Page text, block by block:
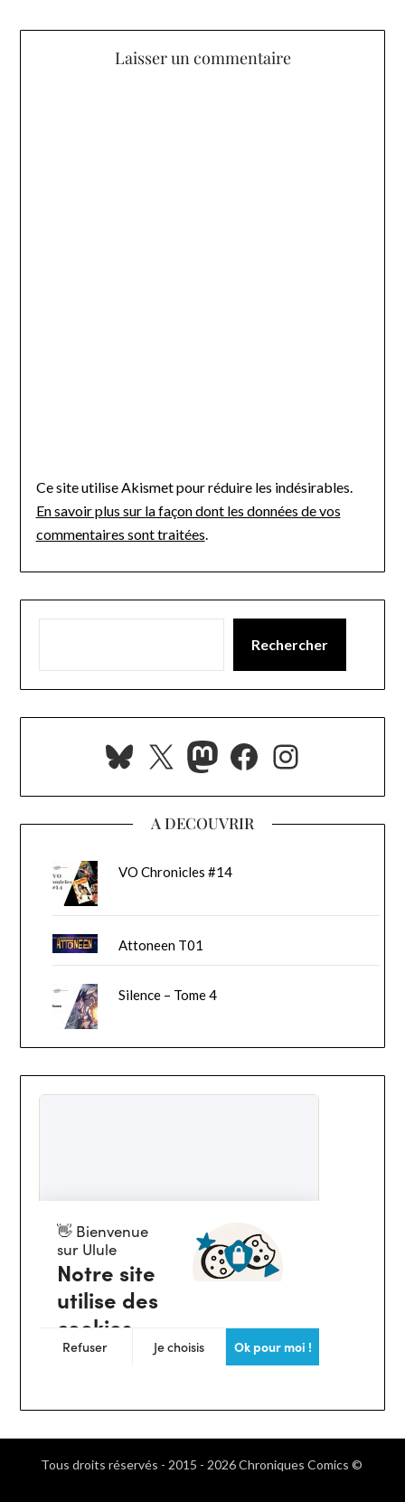
Laisser un commentaire
Ce site utilise Akismet pour réduire les indésirables.
En savoir plus sur la façon dont les données de vos
commentaires sont traitées.
Rechercher
Bluesky
X Mastodon
Facebook
A DECOUVRIR
VO Chronicles #14
Attoneen T01
Silence – Tome 4
Tous droits réservés - 2015 - 2026 Chroniques Comics ©